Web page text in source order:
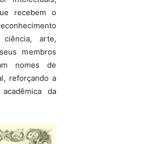
recebem o
arte,
membros
nomes de
reforçando a
da